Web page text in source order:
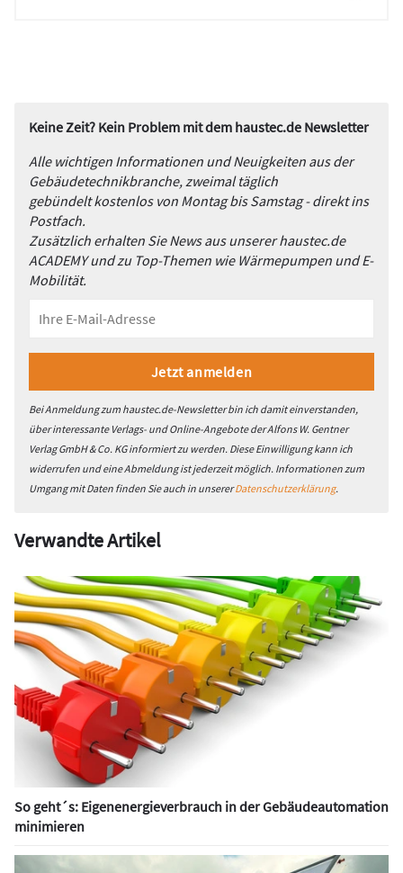
Keine Zeit? Kein Problem mit dem haustec.de Newsletter
Alle wichtigen Informationen und Neuigkeiten aus der
Gebäudetechnikbranche, zweimal täglich
gebündelt kostenlos von Montag bis Samstag - direkt ins
Postfach.
Zusätzlich erhalten Sie News aus unserer haustec.de
ACADEMY und zu Top-Themen wie Wärmepumpen und E-
Mobilität.
Bei Anmeldung zum haustec.de-Newsletter bin ich damit einverstanden,
über interessante Verlags- und Online-Angebote der Alfons W. Gentner
Verlag GmbH & Co. KG informiert zu werden. Diese Einwilligung kann ich
widerrufen und eine Abmeldung ist jederzeit möglich. Informationen zum
Umgang mit Daten finden Sie auch in unsererDatenschutzerklärung.
Verwandte Artikel
So geht´s: Eigenenergieverbrauch in der Gebäudeautomation
minimieren